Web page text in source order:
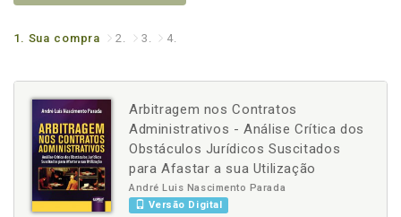
1. Sua compra 2. 3. 4.
Arbitragem nos Contratos
Administrativos - Análise Crítica dos
Obstáculos Jurídicos Suscitados
para Afastar a sua Utilização
André Luis Nascimento Parada
Versão Digital